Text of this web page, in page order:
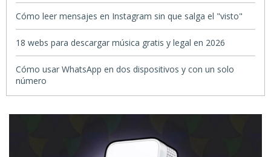
Cómo leer mensajes en Instagram sin que salga el "visto"
18 webs para descargar música gratis y legal en 2026
Cómo usar WhatsApp en dos dispositivos y con un solo
número